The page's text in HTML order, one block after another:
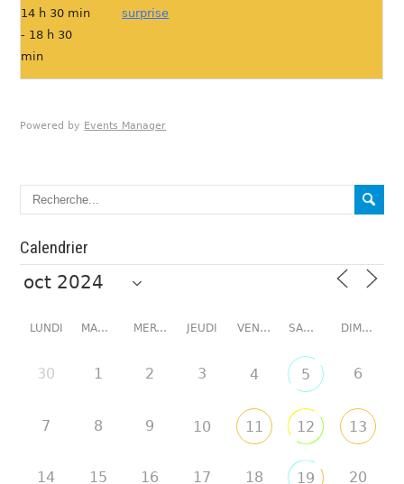
14 h 30 min
- 18 h 30
min
surprise
Powered by Events Manager
Calendrier
LUNDI MARDI MERCREDI JEUDI VENDREDI SAMEDI DIMANCHE
30 1 2 3 4 5 6
7 8 9 10 11 12 13
14 15 16 17 18 19 20